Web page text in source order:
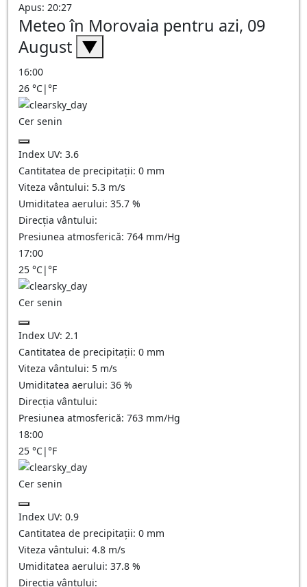
Apus: 20:27
Meteo în Morovaia pentru azi, 09
August ▼
16:00
26 °C|°F
Cer senin
Index UV: 3.6
Cantitatea de precipitații: 0 mm
Viteza vântului: 5.3 m/s
Umiditatea aerului: 35.7 %
Direcția vântului:
Presiunea atmosferică: 764 mm/Hg
17:00
25 °C|°F
Cer senin
Index UV: 2.1
Cantitatea de precipitații: 0 mm
Viteza vântului: 5 m/s
Umiditatea aerului: 36 %
Direcția vântului:
Presiunea atmosferică: 763 mm/Hg
18:00
25 °C|°F
Cer senin
Index UV: 0.9
Cantitatea de precipitații: 0 mm
Viteza vântului: 4.8 m/s
Umiditatea aerului: 37.8 %
Direcția vântului: